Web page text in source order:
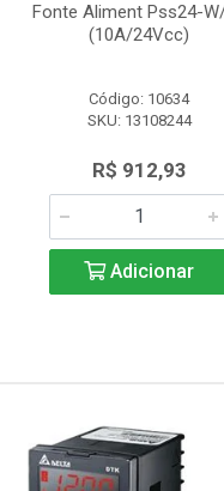
Fonte Aliment Pss24-
(10A/24Vcc)
Código: 10634
SKU: 13108244
R$ 912,93
Adicionar